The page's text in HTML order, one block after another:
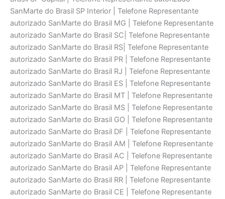
SanMarte do Brasil SP Interior | Telefone Representante
autorizado SanMarte do Brasil MG | Telefone Representante
autorizado SanMarte do Brasil SC| Telefone Representante
autorizado SanMarte do Brasil RS| Telefone Representante
autorizado SanMarte do Brasil PR | Telefone Representante
autorizado SanMarte do Brasil RJ | Telefone Representante
autorizado SanMarte do Brasil ES | Telefone Representante
autorizado SanMarte do Brasil MT | Telefone Representante
autorizado SanMarte do Brasil MS | Telefone Representante
autorizado SanMarte do Brasil GO | Telefone Representante
autorizado SanMarte do Brasil DF | Telefone Representante
autorizado SanMarte do Brasil AM | Telefone Representante
autorizado SanMarte do Brasil AC | Telefone Representante
autorizado SanMarte do Brasil AP | Telefone Representante
autorizado SanMarte do Brasil RR | Telefone Representante
autorizado SanMarte do Brasil CE | Telefone Representante